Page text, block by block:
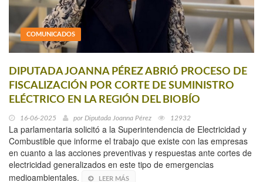
COMUNICADOS
DIPUTADA JOANNA PÉREZ ABRIÓ PROCESO DE
FISCALIZACIÓN POR CORTE DE SUMINISTRO
ELÉCTRICO EN LA REGIÓN DEL BIOBÍO
16-06-2025 por Diputada Joanna Pérez 12932
La parlamentaria solicitó a la Superintendencia de Electricidad y
Combustible que informe el trabajo que existe con las empresas
en cuanto a las acciones preventivas y respuestas ante cortes de
electricidad generalizados en este tipo de emergencias
medioambientales.
LEER MÁS